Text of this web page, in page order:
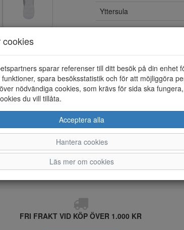
Yttersula
Material
FRI FRAKT VID KÖP ÖVER 1.000 KR
cookies
sparar referenser till ditt besök på din enhet
spara besöksstatistik och för att möjliggöra
nödvändiga cookies, som krävs för sida ska
du vill tillåta.
Acceptera alla
Hantera cookies
Läs mer om cookies